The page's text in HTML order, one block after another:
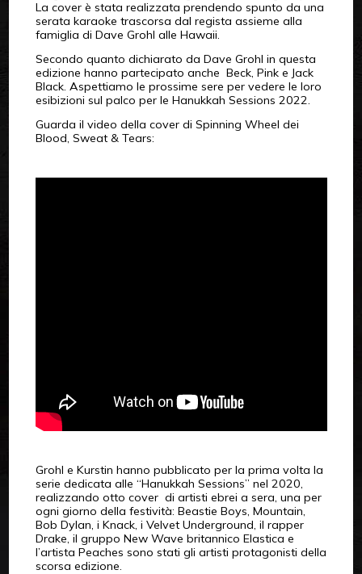
La cover è stata realizzata prendendo spunto da una
serata karaoke trascorsa dal regista assieme alla
famiglia di Dave Grohl alle Hawaii.
Secondo quanto dichiarato da Dave Grohl in questa
edizione hanno partecipato anche Beck, Pink e Jack
Black. Aspettiamo le prossime sere per vedere le loro
esibizioni sul palco per le Hanukkah Sessions 2022.
Guarda il video della cover di Spinning Wheel dei
Blood, Sweat & Tears:
Grohl e Kurstin hanno pubblicato per la prima volta la
serie dedicata alle “Hanukkah Sessions” nel 2020,
realizzando otto cover di artisti ebrei a sera, una per
ogni giorno della festività: Beastie Boys, Mountain,
Bob Dylan, i Knack, i Velvet Underground, il rapper
Drake, il gruppo New Wave britannico Elastica e
l’artista Peaches sono stati gli artisti protagonisti della
scorsa edizione.